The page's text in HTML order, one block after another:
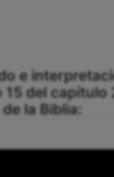
e
15 del capítulo
la Biblia: